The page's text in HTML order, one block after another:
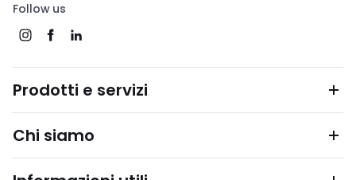
Follow us
Prodotti e servizi
Chi siamo